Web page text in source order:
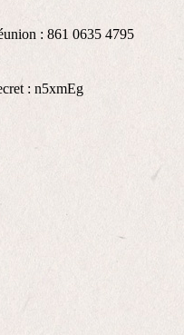
: 861 0635 4795
: n5xmEg